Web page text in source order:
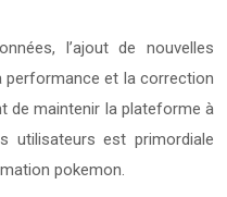
l’ajout de nouvelles
performance et la correction
de maintenir la plateforme à
utilisateurs est primordiale
pokemon.